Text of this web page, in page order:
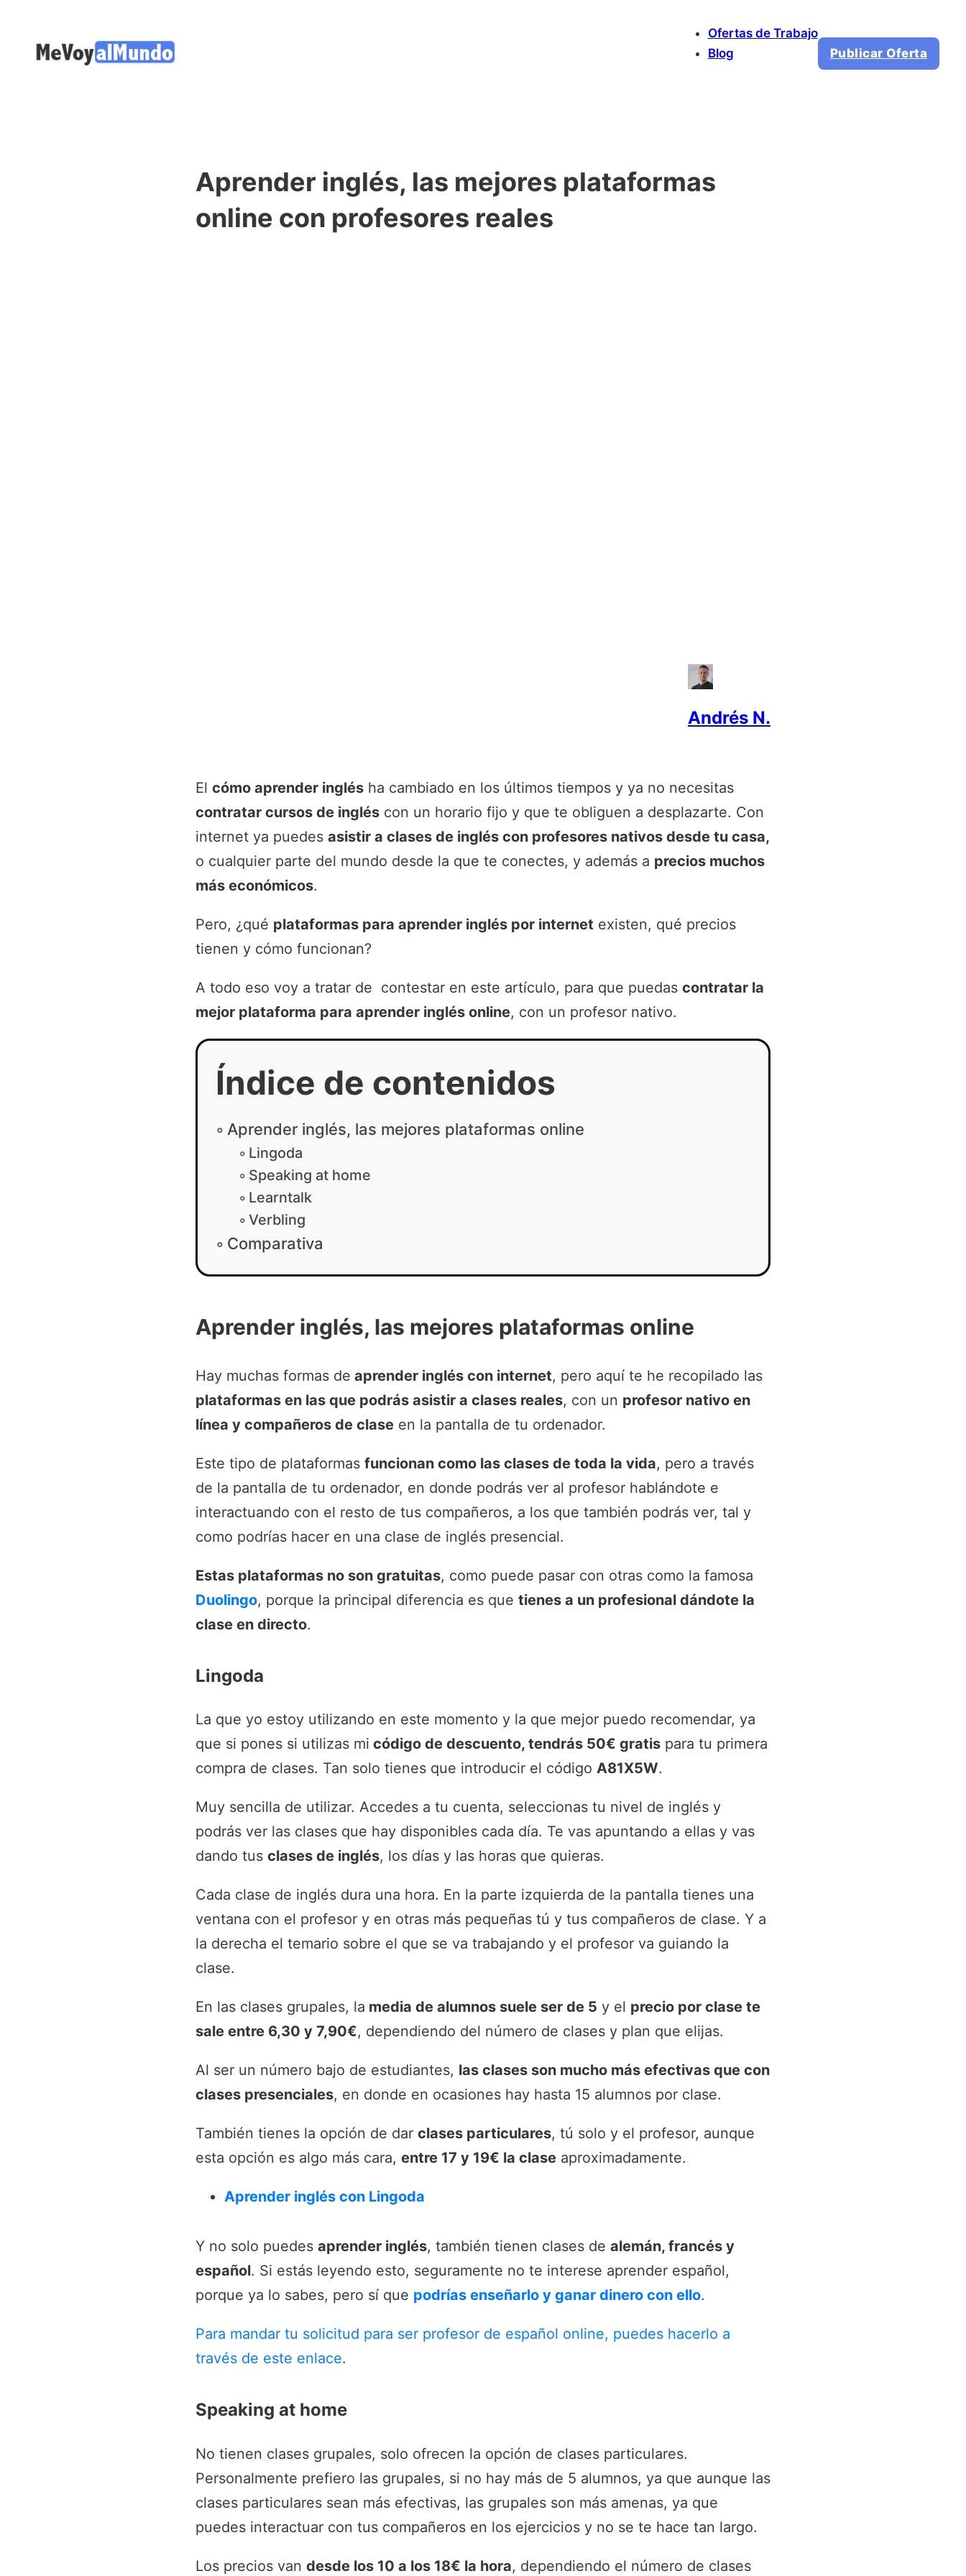
Ofertas de Trabajo
Blog
Publicar Oferta
Aprender inglés, las mejores plataformas
online con profesores reales
Andrés N.
El cómo aprender inglés ha cambiado en los últimos tiempos y ya no necesitas
contratar cursos de inglés con un horario fijo y que te obliguen a desplazarte. Con
internet ya puedes asistir a clases de inglés con profesores nativos desde tu casa,
o cualquier parte del mundo desde la que te conectes, y además a precios muchos
más económicos.
Pero, ¿qué plataformas para aprender inglés por internet existen, qué precios
tienen y cómo funcionan?
A todo eso voy a tratar de contestar en este artículo, para que puedas contratar la
mejor plataforma para aprender inglés online, con un profesor nativo.
Índice de contenidos
Aprender inglés, las mejores plataformas online
Lingoda
Speaking at home
Learntalk
Verbling
Comparativa
Aprender inglés, las mejores plataformas online
Hay muchas formas de aprender inglés con internet, pero aquí te he recopilado las
plataformas en las que podrás asistir a clases reales, con un profesor nativo en
línea y compañeros de clase en la pantalla de tu ordenador.
Este tipo de plataformas funcionan como las clases de toda la vida, pero a través
de la pantalla de tu ordenador, en donde podrás ver al profesor hablándote e
interactuando con el resto de tus compañeros, a los que también podrás ver, tal y
como podrías hacer en una clase de inglés presencial.
Estas plataformas no son gratuitas, como puede pasar con otras como la famosa
Duolingo, porque la principal diferencia es que tienes a un profesional dándote la
clase en directo.
Lingoda
La que yo estoy utilizando en este momento y la que mejor puedo recomendar, ya
que si pones si utilizas mi código de descuento, tendrás 50€ gratis para tu primera
compra de clases. Tan solo tienes que introducir el código A81X5W.
Muy sencilla de utilizar. Accedes a tu cuenta, seleccionas tu nivel de inglés y
podrás ver las clases que hay disponibles cada día. Te vas apuntando a ellas y vas
dando tus clases de inglés, los días y las horas que quieras.
Cada clase de inglés dura una hora. En la parte izquierda de la pantalla tienes una
ventana con el profesor y en otras más pequeñas tú y tus compañeros de clase. Y a
la derecha el temario sobre el que se va trabajando y el profesor va guiando la
clase.
En las clases grupales, la media de alumnos suele ser de 5 y el precio por clase te
sale entre 6,30 y 7,90€, dependiendo del número de clases y plan que elijas.
Al ser un número bajo de estudiantes, las clases son mucho más efectivas que con
clases presenciales, en donde en ocasiones hay hasta 15 alumnos por clase.
También tienes la opción de dar clases particulares, tú solo y el profesor, aunque
esta opción es algo más cara, entre 17 y 19€ la clase aproximadamente.
Aprender inglés con Lingoda
Y no solo puedes aprender inglés, también tienen clases de alemán, francés y
español. Si estás leyendo esto, seguramente no te interese aprender español,
porque ya lo sabes, pero sí que podrías enseñarlo y ganar dinero con ello.
Para mandar tu solicitud para ser profesor de español online, puedes hacerlo a
través de este enlace.
Speaking at home
No tienen clases grupales, solo ofrecen la opción de clases particulares.
Personalmente prefiero las grupales, si no hay más de 5 alumnos, ya que aunque las
clases particulares sean más efectivas, las grupales son más amenas, ya que
puedes interactuar con tus compañeros en los ejercicios y no se te hace tan largo.
Los precios van desde los 10 a los 18€ la hora, dependiendo el número de clases